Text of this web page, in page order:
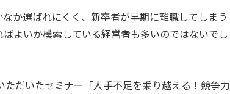
か選ばれにくく、新卒者が早期に離職してしまう
よいか模索している経営者も多いのではないでし
だいたセミナー「人手不足を乗り越える！競争力